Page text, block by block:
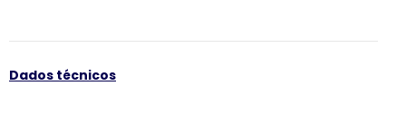
Dados técnicos